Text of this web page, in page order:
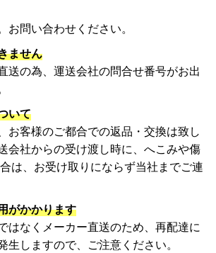
お問い合わせください。
ません
送の為、運送会社の問合せ番号がお出
いて
お客様のご都合での返品・交換は致し
会社からの受け渡し時に、へこみや傷
は、お受け取りにならず当社までご連
がかかります
はなくメーカー直送のため、再配達に
生しますので、ご注意ください。